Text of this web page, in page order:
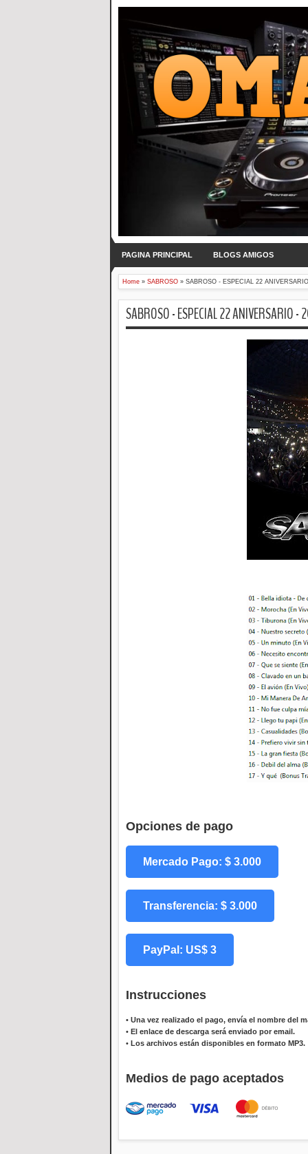
PAGINA PRINCIPAL BLOGS AMIGOS
Home » SABROSO » SABROSO - ESPECIAL 22
SABROSO - ESPECIAL 22 ANIVERSARIO
Opciones de pago
Mercado Pago: $ 3.000
Transferencia: $ 3.000
PayPal: US$ 3
Instrucciones
• Una vez realizado el pago, envía el nombre del
• El enlace de descarga será enviado por email.
• Los archivos están disponibles en formato MP3.
Medios de pago aceptados